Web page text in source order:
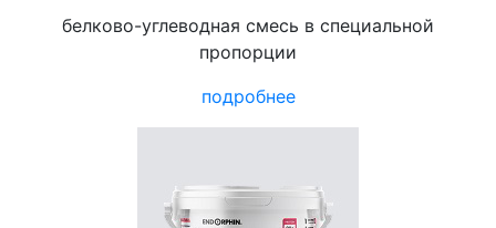
белково-углеводная смесь в специальной
пропорции
подробнее